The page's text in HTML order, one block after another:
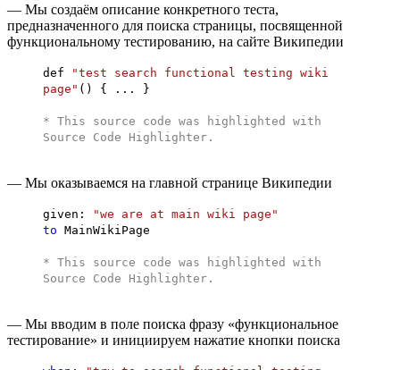
— Мы создаём описание конкретного теста,
предназначенного для поиска страницы, посвященной
функциональному тестированию, на сайте Википедии
def
"test search functional testing wiki
page" () { ... }
* This source code was highlighted with
Source Code Highlighter .
— Мы оказываемся на главной странице Википедии
given:
"we are at main wiki page"
to MainWikiPage
* This source code was highlighted with
Source Code Highlighter .
— Мы вводим в поле поиска фразу «функциональное
тестирование» и инициируем нажатие кнопки поиска